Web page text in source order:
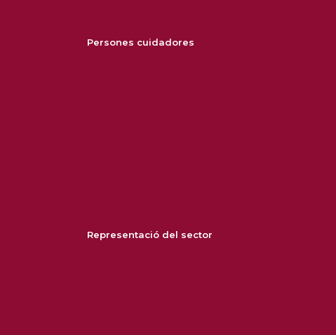
Persones cuidadores
Representació del sector